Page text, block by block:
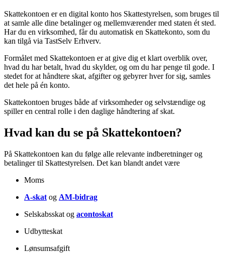
Skattekontoen er en digital konto hos Skattestyrelsen, som bruges til
at samle alle dine betalinger og mellemværender med staten ét sted.
Har du en virksomhed, får du automatisk en Skattekonto, som du
kan tilgå via TastSelv Erhverv.
Formålet med Skattekontoen er at give dig et klart overblik over,
hvad du har betalt, hvad du skylder, og om du har penge til gode. I
stedet for at håndtere skat, afgifter og gebyrer hver for sig, samles
det hele på én konto.
Skattekontoen bruges både af virksomheder og selvstændige og
spiller en central rolle i den daglige håndtering af skat.
Hvad kan du se på Skattekontoen?
På Skattekontoen kan du følge alle relevante indberetninger og
betalinger til Skattestyrelsen. Det kan blandt andet være
Moms
A-skat og AM-bidrag
Selskabsskat og acontoskat
Udbytteskat
Lønsumsafgift